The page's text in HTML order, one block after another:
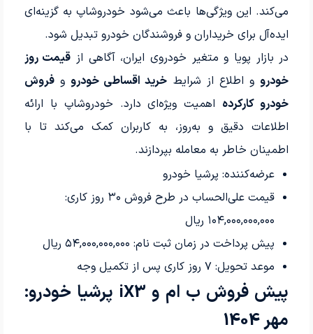
می‌کند. این ویژگی‌ها باعث می‌شود خودروشاپ به گزینه‌ای
ایده‌آل برای خریداران و فروشندگان خودرو تبدیل شود.
در بازار پویا و متغیر خودروی ایران، آگاهی از قیمت روز
خودروو اطلاع از شرایط خرید اقساطی خودرووفروش
خودرو کارکرده اهمیت ویژه‌ای دارد. خودروشاپ با ارائه
اطلاعات دقیق و به‌روز، به کاربران کمک می‌کند تا با
اطمینان خاطر به معامله بپردازند.
عرضه‌کننده: پرشیا خودرو
قیمت علی‌الحساب در طرح فروش ۳۰ روز کاری:
۱۰۴,۰۰۰,۰۰۰,۰۰۰ ریال
پیش پرداخت در زمان ثبت نام: ۵۴,۰۰۰,۰۰۰,۰۰۰ریال
موعد تحویل: ۷روز کاری پس از تکمیل وجه
پیش فروش ب ام و iX3 پرشیا خودرو:
مهر 1404